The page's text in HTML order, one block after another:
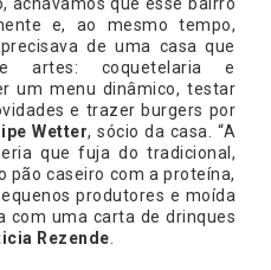
achávamos que esse bairro
e, ao mesmo tempo,
de uma casa que
artes: coquetelaria e
um menu dinâmico, testar
e trazer burgers por
Wetter, sócio da casa. “A
que fuja do tradicional,
pão caseiro com a proteína,
produtores e moída
com uma carta de drinques
Rezende.